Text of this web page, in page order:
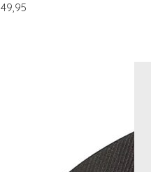
49,95